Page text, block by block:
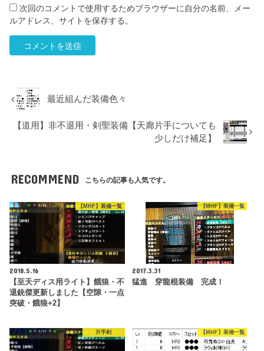
次回のコメントで使用するためブラウザーに自分の名前、メー
ルアドレス、サイトを保存する。
最近組んだ装備色々
【道用】非不退用・剣聖装備【天廊片手についても
少しだけ補足】
RECOMMEND こちらの記事も人気です。
【MHF】装備一覧
2018.5.16
【至天ディス用ライト】餓狼・不
退銃傑更新しました【空隙・一点
突破・餓狼+2】
【MHF】装備一覧
2017.3.31
猛進 穿龍棍装備 完成！
片手剣 【MHF】装備一覧